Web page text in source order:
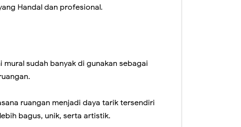
Handal dan profesional.
sudah banyak di gunakan sebagai
ruangan menjadi daya tarik tersendiri
bagus, unik, serta artistik.